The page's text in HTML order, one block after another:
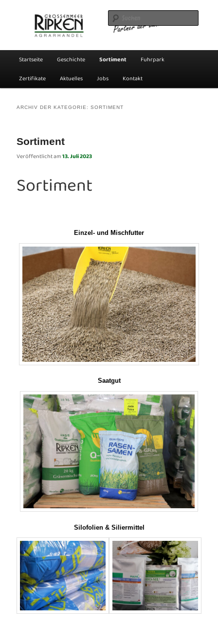
Startseite Geschichte Sortiment Fuhrpark
Zertifikate Aktuelles Jobs Kontakt
ARCHIV DER KATEGORIE:SORTIMENT
Sortiment
Veröffentlicht am13. Juli 2023
Sortiment
Einzel- und Mischfutter
Saatgut
Silofolien & Siliermittel